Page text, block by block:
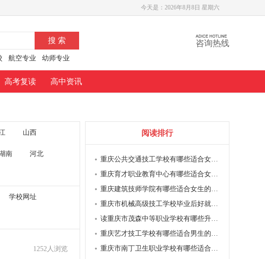
今天是： 2026年8月8日 星期六
航空专业 幼师专业
咨询热线
高考复读 高中资讯
山西
南 河北
学校网址
1252人浏览
阅读排行
重庆公共交通技工学校有哪些适合女生的前景专业
重庆育才职业教育中心有哪些适合女生的前景专业
重庆建筑技师学院有哪些适合女生的前景专业
重庆市机械高级技工学校毕业后好就业吗
读重庆市茂森中等职业学校有哪些升学路径
重庆艺才技工学校有哪些适合男生的热门专业
重庆市南丁卫生职业学校有哪些适合男生的热门专业